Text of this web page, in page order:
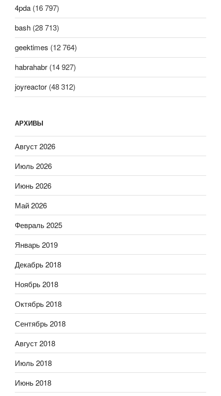
4pda (16 797)
bash (28 713)
geektimes (12 764)
habrahabr (14 927)
joyreactor (48 312)
АРХИВЫ
Август 2026
Июль 2026
Июнь 2026
Май 2026
Февраль 2025
Январь 2019
Декабрь 2018
Ноябрь 2018
Октябрь 2018
Сентябрь 2018
Август 2018
Июль 2018
Июнь 2018